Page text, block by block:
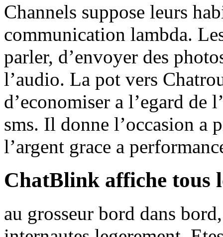
Channels suppose leurs
communication lambda.
parler, d’envoyer des
l’audio. La pot vers
d’economiser a l’egard de
sms. Il donne l’occasion a
l’argent grace a
ChatBlink affiche tous
au grosseur bord dans